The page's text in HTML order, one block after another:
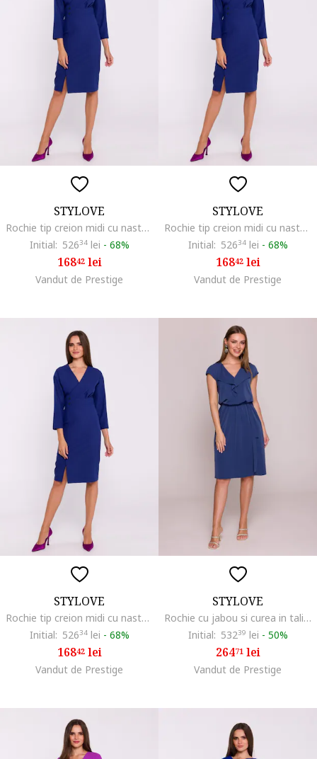
STYLOVE
Rochie tip creion midi cu nasturi decorativi, Albastru,
Initial: 52634lei - 68%
16842lei
Vandut de Prestige
STYLOVE
Rochie tip creion midi cu nasturi decorativi, Albastru,
Initial: 52634lei - 68%
16842lei
Vandut de Prestige
STYLOVE
Rochie tip creion midi cu nasturi decorativi, Albastru,
Initial: 52634lei - 68%
16842lei
Vandut de Prestige
STYLOVE
Rochie cu jabou si curea in talie,, Albastru
Initial: 53239 lei - 50%
26471lei
Vandut de Prestige